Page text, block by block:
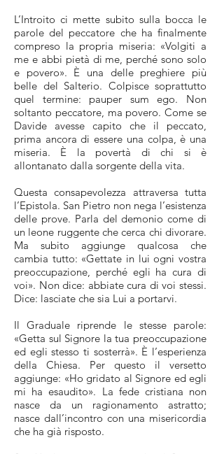
L’Introito ci mette subito sulla bocca le
parole del peccatore che ha finalmente
compreso la propria miseria: «Volgiti a
me e abbi pietà di me, perché sono solo
e povero». È una delle preghiere più
belle del Salterio. Colpisce soprattutto
quel termine: pauper sum ego. Non
soltanto peccatore, ma povero. Come se
Davide avesse capito che il peccato,
prima ancora di essere una colpa, è una
miseria. È la povertà di chi si è
allontanato dalla sorgente della vita.
Questa consapevolezza attraversa tutta
l’Epistola. San Pietro non nega l’esistenza
delle prove. Parla del demonio come di
un leone ruggente che cerca chi divorare.
Ma subito aggiunge qualcosa che
cambia tutto: «Gettate in lui ogni vostra
preoccupazione, perché egli ha cura di
voi». Non dice: abbiate cura di voi stessi.
Dice: lasciate che sia Lui a portarvi.
Il Graduale riprende le stesse parole:
«Getta sul Signore la tua preoccupazione
ed egli stesso ti sosterrà». È l’esperienza
della Chiesa. Per questo il versetto
aggiunge: «Ho gridato al Signore ed egli
mi ha esaudito». La fede cristiana non
nasce da un ragionamento astratto;
nasce dall’incontro con una misericordia
che ha già risposto.